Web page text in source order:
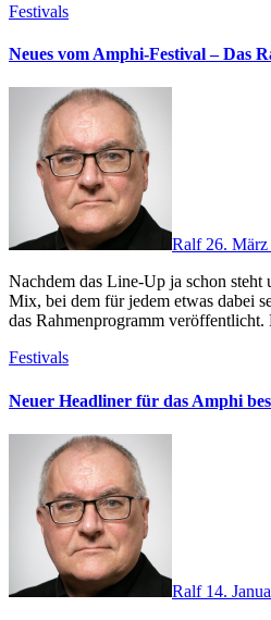
Festivals
Neues vom Amphi-Festival – Das
Ralf26. März
Nachdem das Line-Up ja schon steht und wieder mit einem bunten
Mix, bei dem für jedem etwas dabei
das Rahmenprogramm
Festivals
Neuer Headliner für das Amphi
Ralf 14.